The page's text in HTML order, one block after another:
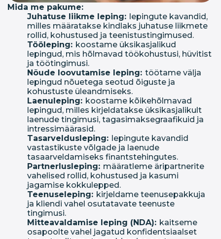
Mida me pakume:
Juhatuse liikme leping: lepingute kavandid,
milles määratakse kindlaks juhatuse liikmete
rollid, kohustused ja teenistustingimused.
Tööleping: koostame üksikasjalikud
lepingud, mis hõlmavad töökohustusi, hüvitist
ja töötingimusi.
Nõude loovutamise leping: töötame välja
lepingud nõuetega seotud õiguste ja
kohustuste üleandmiseks.
Laenuleping: koostame kõikehõlmavad
lepingud, milles kirjeldatakse üksikasjalikult
laenude tingimusi, tagasimaksegraafikuid ja
intressimäärasid.
Tasarveldusleping: lepingute kavandid
vastastikuste võlgade ja laenude
tasaarveldamiseks finantstehingutes.
Partnerlusleping: määratleme äripartnerite
vahelised rollid, kohustused ja kasumi
jagamise kokkulepped.
Teenuseleping: kirjeldame teenusepakkuja
ja kliendi vahel osutatavate teenuste
tingimusi.
Mitteavaldamise leping (NDA): kaitseme
osapoolte vahel jagatud konfidentsiaalset